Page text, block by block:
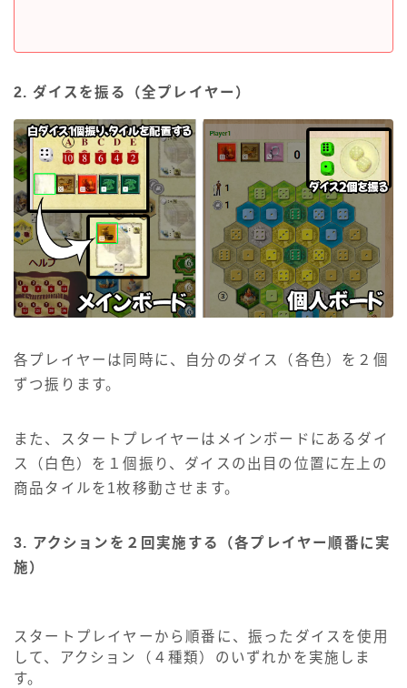
2. ダイスを振る（全プレイヤー）
各プレイヤーは同時に、自分のダイス（各色）を２個
ずつ振ります。
また、スタートプレイヤーはメインボードにあるダイ
ス（白色）を１個振り、ダイスの出目の位置に左上の
商品タイルを1枚移動させます。
3. アクションを２回実施する（各プレイヤー順番に実
施）
スタートプレイヤーから順番に、振ったダイスを使用
して、アクション（４種類）のいずれかを実施しま
す。